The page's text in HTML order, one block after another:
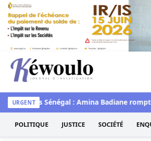
Aller au contenu
Kéwoulo, le premier site
URGENT
Miss Sénégal : Amina Badiane rompt
POLITIQUE JUSTICE SOCIÉTÉ